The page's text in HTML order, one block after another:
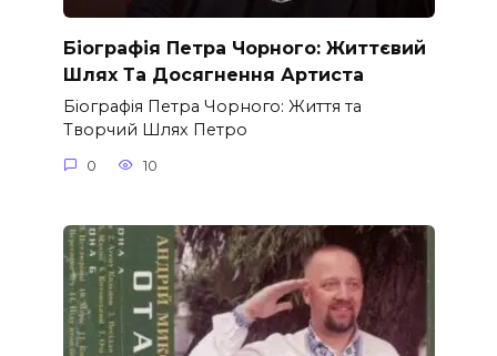
Біографія Петра Чорного: Життєвий
Шлях Та Досягнення Артиста
Біографія Петра Чорного: Життя та
Творчий Шлях Петро
0 10